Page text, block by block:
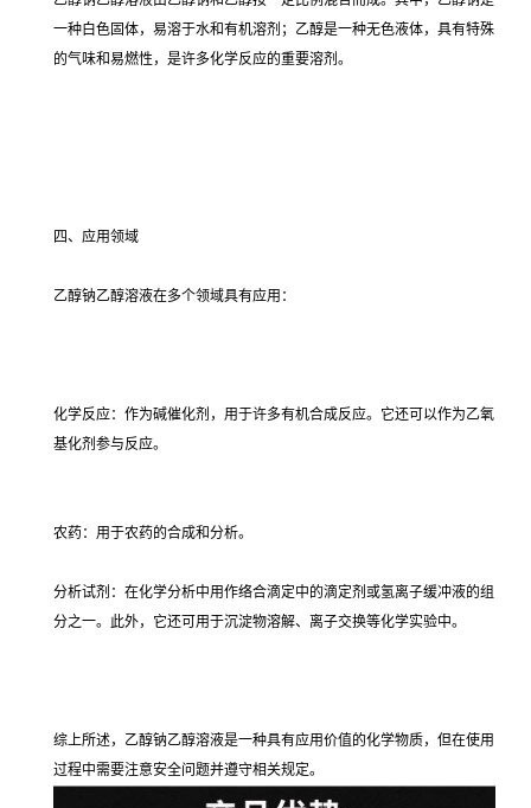
一种白色固体，易溶于水和有机溶剂；乙醇是一种无色液体，具有特殊
的气味和易燃性，是许多化学反应的重要溶剂。
四、应用领域
乙醇钠乙醇溶液在多个领域具有应用：
化学反应：作为碱催化剂，用于许多有机合成反应。它还可以作为乙氧
基化剂参与反应。
农药：用于农药的合成和分析。
分析试剂：在化学分析中用作络合滴定中的滴定剂或氢离子缓冲液的组
分之一。此外，它还可用于沉淀物溶解、离子交换等化学实验中。
综上所述，乙醇钠乙醇溶液是一种具有应用价值的化学物质，但在使用
过程中需要注意安全问题并遵守相关规定。